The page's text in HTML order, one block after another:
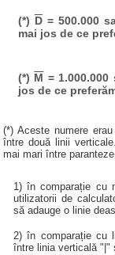
(*) D= 500.000
mai jos de ce
(*) M =
jos de ce
(*) Aceste numere
între două linii
mai mari între
1) în comparație cu
utilizatorii de
să adauge o linie
2) în comparație cu
între linia verticală "|"